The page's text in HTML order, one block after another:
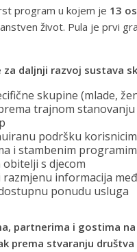
program u kojem je 13
život. Pula je prvi
za daljnji razvoj sustava
skupine (mlade,
trajnom stanovanju
podršku
i stambenim
s djecom
informacija
ponudu usluga
partnerima i gostima
prema stvaranju